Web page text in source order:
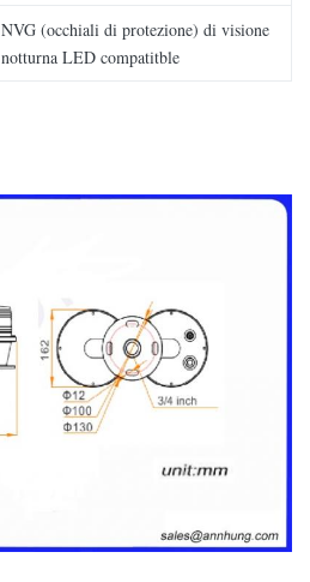
NVG (occhiali di protezione) di visione
notturna LED compatitble